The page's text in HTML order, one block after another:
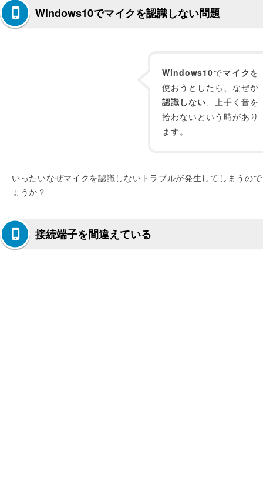
Windows10でマイクを認識しない問題
Windows10でマイク を
使おうとしたら、なぜか
認識しない、上手く音を
拾わないという時があり
ます。
いったいなぜマイクを認識しないトラブルが発生してしまうの
ょうか？
接続端子を間違えている